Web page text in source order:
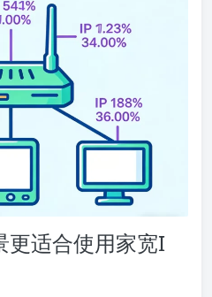
更适合使用家宽I